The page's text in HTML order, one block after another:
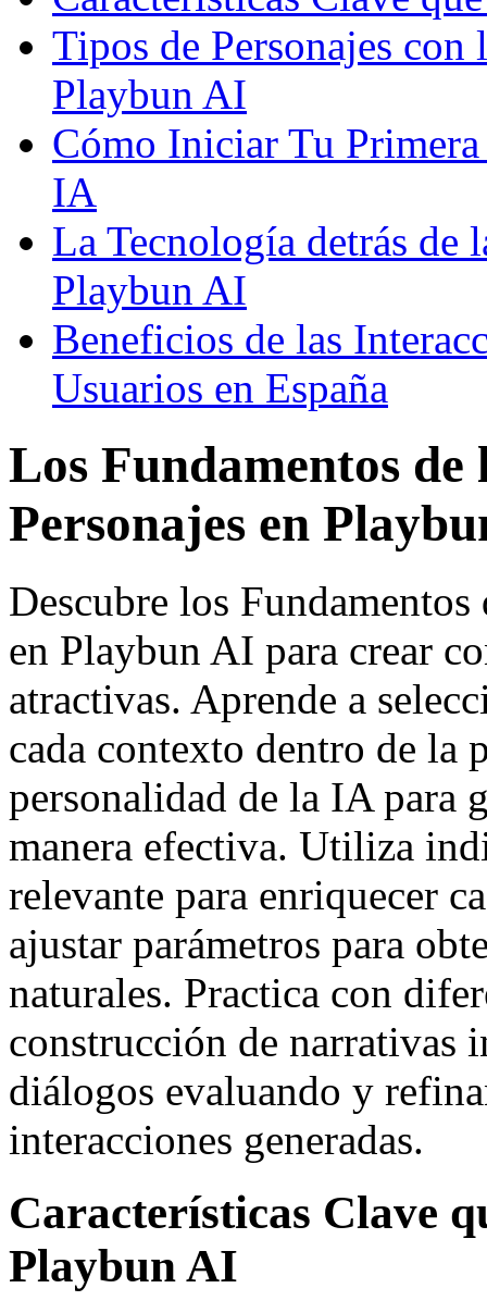
Tipos de Personajes con
Playbun AI
Cómo Iniciar Tu
IA
La Tecnología detrás de
Playbun AI
Beneficios de las
Usuarios en España
Los Fundamentos
Personajes en
Descubre los
en Playbun AI para crear
atractivas. Aprende a
cada contexto dentro de la
personalidad de la IA para
manera efectiva. Utiliza
relevante para enriquecer
ajustar parámetros para
naturales. Practica con
construcción de narrativas
diálogos evaluando y
interacciones generadas.
Características Clave
Playbun AI